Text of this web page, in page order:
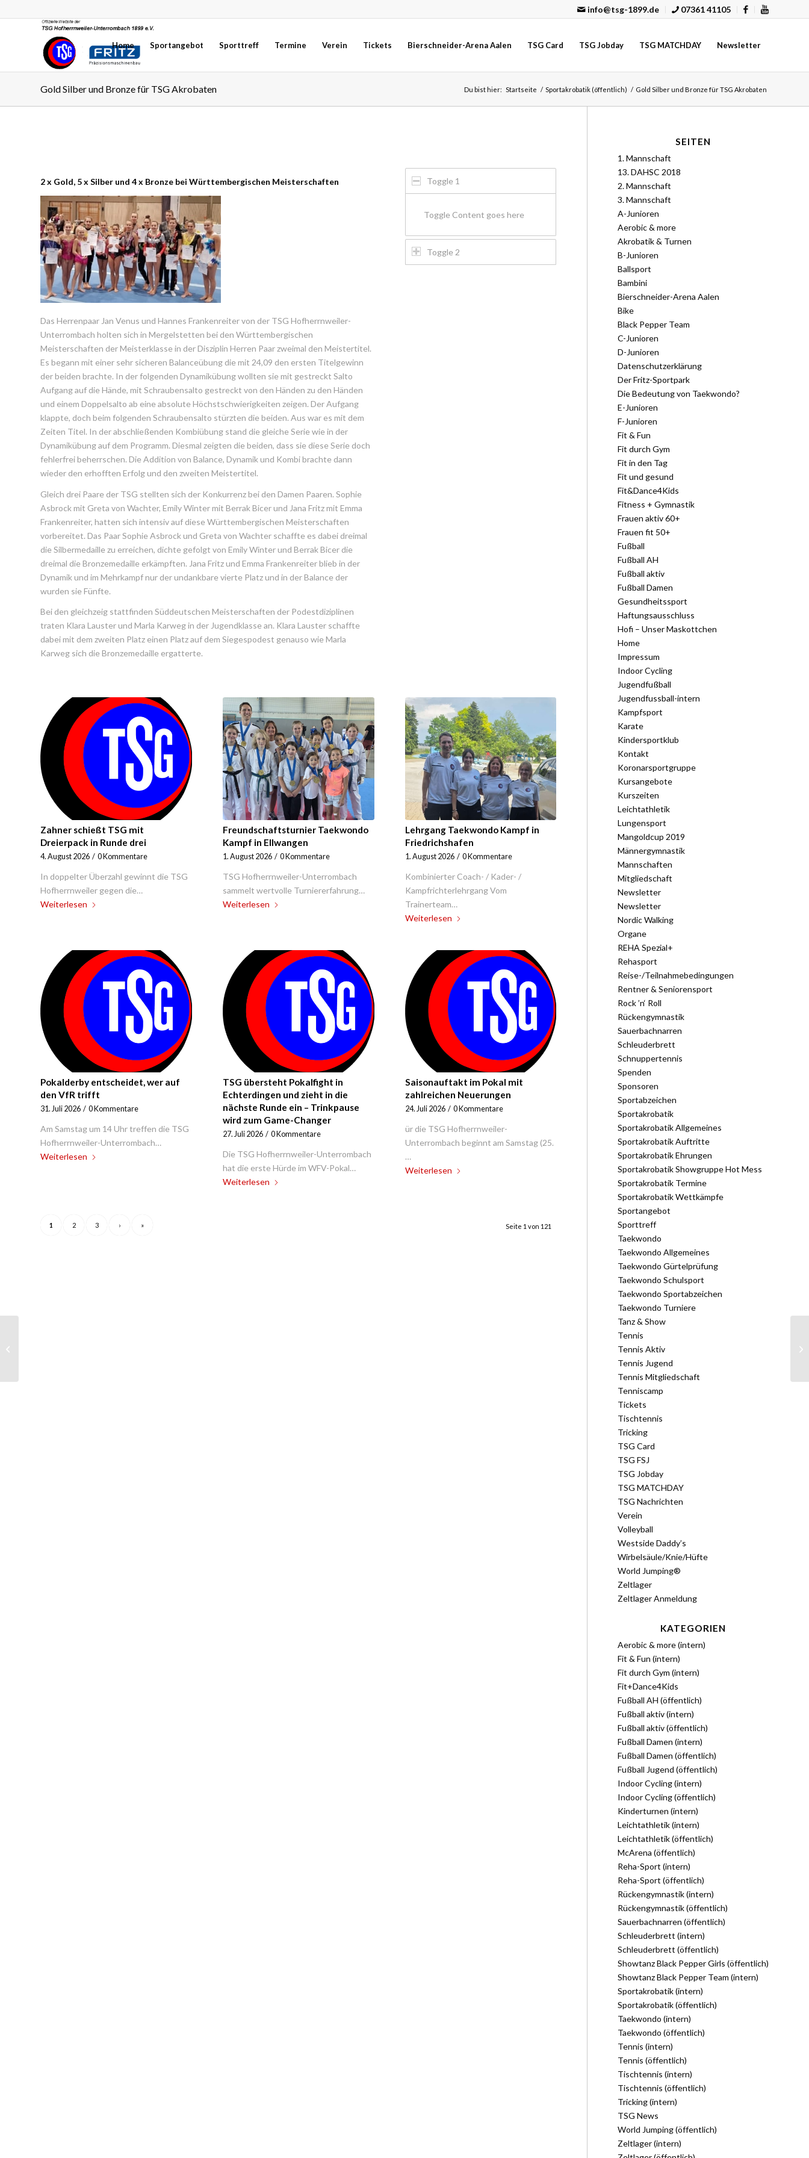
info@tsg-1899.de 07361 41105
Home Sportangebot Sporttreff Termine Verein Tickets Bierschneider-Arena Aalen TSG Card TSG Jobday TSG MATCHDAY Newsletter
Gold Silber und Bronze für TSG Akrobaten Du bist hier: Startseite / Sportakrobatik (öffentlich) / Gold Silber und Bronze für TSG Akrobaten
2 x Gold, 5 x Silber und 4 x Bronze bei Württembergischen Meisterschaften
Das Herrenpaar Jan Venus und Hannes Frankenreiter von der TSG Hofherrnweiler-
Unterrombach holten sich in Mergelstetten bei den Württembergischen
Meisterschaften der Meisterklasse in der Disziplin Herren Paar zweimal den Meistertitel.
Es begann mit einer sehr sicheren Balanceübung die mit 24,09 den ersten Titelgewinn
der beiden brachte. In der folgenden Dynamikübung wollten sie mit gestreckt Salto
Aufgang auf die Hände, mit Schraubensalto gestreckt von den Händen zu den Händen
und einem Doppelsalto ab eine absolute Höchstschwierigkeiten zeigen. Der Aufgang
klappte, doch beim folgenden Schraubensalto stürzten die beiden. Aus war es mit dem
Zeiten Titel. In der abschließenden Kombiübung stand die gleiche Serie wie in der
Dynamikübung auf dem Programm. Diesmal zeigten die beiden, dass sie diese Serie doch
fehlerfrei beherrschen. Die Addition von Balance, Dynamik und Kombi brachte dann
wieder den erhofften Erfolg und den zweiten Meistertitel.
Gleich drei Paare der TSG stellten sich der Konkurrenz bei den Damen Paaren. Sophie
Asbrock mit Greta von Wachter, Emily Winter mit Berrak Bicer und Jana Fritz mit Emma
Frankenreiter, hatten sich intensiv auf diese Württembergischen Meisterschaften
vorbereitet. Das Paar Sophie Asbrock und Greta von Wachter schaffte es dabei dreimal
die Silbermedaille zu erreichen, dichte gefolgt von Emily Winter und Berrak Bicer die
dreimal die Bronzemedaille erkämpften. Jana Fritz und Emma Frankenreiter blieb in der
Dynamik und im Mehrkampf nur der undankbare vierte Platz und in der Balance der
wurden sie Fünfte.
Bei den gleichzeig stattfinden Süddeutschen Meisterschaften der Podestdiziplinen
traten Klara Lauster und Marla Karweg in der Jugendklasse an. Klara Lauster schaffte
dabei mit dem zweiten Platz einen Platz auf dem Siegespodest genauso wie Marla
Karweg sich die Bronzemedaille ergatterte.
Toggle 1
Toggle Content goes here
Toggle 2
Zahner schießt TSG mit
Dreierpack in Runde drei
4. August 2026 / 0 Kommentare
In doppelter Überzahl gewinnt die TSG
Hofherrnweiler gegen die…
Weiterlesen
Freundschaftsturnier Taekwondo
Kampf in Ellwangen
1. August 2026 / 0 Kommentare
TSG Hofherrnweiler-Unterrombach
sammelt wertvolle Turniererfahrung…
Weiterlesen
Lehrgang Taekwondo Kampf in
Friedrichshafen
1. August 2026 / 0 Kommentare
Kombinierter Coach- / Kader- /
Kampfrichterlehrgang Vom
Trainerteam…
Weiterlesen
Pokalderby entscheidet, wer auf
den VfR trifft
31. Juli 2026 / 0 Kommentare
Am Samstag um 14 Uhr treffen die TSG
Hofherrnweiler-Unterrombach…
Weiterlesen
TSG übersteht Pokalfight in
Echterdingen und zieht in die
nächste Runde ein – Trinkpause
wird zum Game-Changer
27. Juli 2026 / 0 Kommentare
Die TSG Hofherrnweiler-Unterrombach
hat die erste Hürde im WFV-Pokal…
Weiterlesen
Saisonauftakt im Pokal mit
zahlreichen Neuerungen
24. Juli 2026 / 0 Kommentare
ür die TSG Hofherrnweiler-
Unterrombach beginnt am Samstag (25.
…
Weiterlesen
Seite 1 von 121
1 2 3 › »
SEITEN
1. Mannschaft
13. DAHSC 2018
2. Mannschaft
3. Mannschaft
A-Junioren
Aerobic & more
Akrobatik & Turnen
B-Junioren
Ballsport
Bambini
Bierschneider-Arena Aalen
Bike
Black Pepper Team
C-Junioren
D-Junioren
Datenschutzerklärung
Der Fritz-Sportpark
Die Bedeutung von Taekwondo?
E-Junioren
F-Junioren
Fit & Fun
Fit durch Gym
Fit in den Tag
Fit und gesund
Fit&Dance4Kids
Fitness + Gymnastik
Frauen aktiv 60+
Frauen fit 50+
Fußball
Fußball AH
Fußball aktiv
Fußball Damen
Gesundheitssport
Haftungsausschluss
Hofi – Unser Maskottchen
Home
Impressum
Indoor Cycling
Jugendfußball
Jugendfussball-intern
Kampfsport
Karate
Kindersportklub
Kontakt
Koronarsportgruppe
Kursangebote
Kurszeiten
Leichtathletik
Lungensport
Mangoldcup 2019
Männergymnastik
Mannschaften
Mitgliedschaft
Newsletter
Newsletter
Nordic Walking
Organe
REHA Spezial+
Rehasport
Reise-/Teilnahmebedingungen
Rentner & Seniorensport
Rock ’n‘ Roll
Rückengymnastik
Sauerbachnarren
Schleuderbrett
Schnuppertennis
Spenden
Sponsoren
Sportabzeichen
Sportakrobatik
Sportakrobatik Allgemeines
Sportakrobatik Auftritte
Sportakrobatik Ehrungen
Sportakrobatik Showgruppe Hot Mess
Sportakrobatik Termine
Sportakrobatik Wettkämpfe
Sportangebot
Sporttreff
Taekwondo
Taekwondo Allgemeines
Taekwondo Gürtelprüfung
Taekwondo Schulsport
Taekwondo Sportabzeichen
Taekwondo Turniere
Tanz & Show
Tennis
Tennis Aktiv
Tennis Jugend
Tennis Mitgliedschaft
Tenniscamp
Tickets
Tischtennis
Tricking
TSG Card
TSG FSJ
TSG Jobday
TSG MATCHDAY
TSG Nachrichten
Verein
Volleyball
Westside Daddy’s
Wirbelsäule/Knie/Hüfte
World Jumping®
Zeltlager
Zeltlager Anmeldung
KATEGORIEN
Aerobic & more (intern)
Fit & Fun (intern)
Fit durch Gym (intern)
Fit+Dance4Kids
Fußball AH (öffentlich)
Fußball aktiv (intern)
Fußball aktiv (öffentlich)
Fußball Damen (intern)
Fußball Damen (öffentlich)
Fußball Jugend (öffentlich)
Indoor Cycling (intern)
Indoor Cycling (öffentlich)
Kinderturnen (intern)
Leichtathletik (intern)
Leichtathletik (öffentlich)
McArena (öffentlich)
Reha-Sport (intern)
Reha-Sport (öffentlich)
Rückengymnastik (intern)
Rückengymnastik (öffentlich)
Sauerbachnarren (öffentlich)
Schleuderbrett (intern)
Schleuderbrett (öffentlich)
Showtanz Black Pepper Girls (öffentlich)
Showtanz Black Pepper Team (intern)
Sportakrobatik (intern)
Sportakrobatik (öffentlich)
Taekwondo (intern)
Taekwondo (öffentlich)
Tennis (intern)
Tennis (öffentlich)
Tischtennis (intern)
Tischtennis (öffentlich)
Tricking (intern)
TSG News
World Jumping (öffentlich)
Zeltlager (intern)